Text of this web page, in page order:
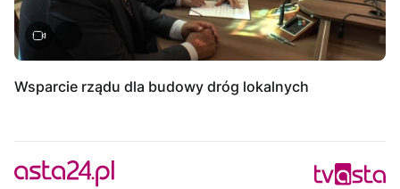
Wsparcie rządu dla budowy dróg lokalnych